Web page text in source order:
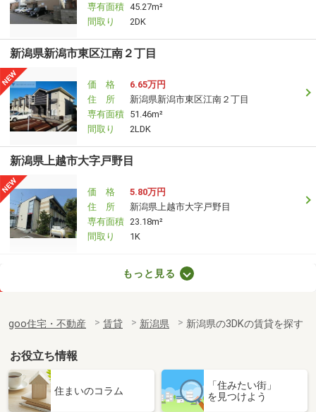
専有面積 45.27m²
間取り
2DK
新潟県新潟市東区江南２丁目
価 格
6.65万円
住 所
新潟県新潟市東区江南２丁目
専有面積 51.46m²
間取り
2LDK
新潟県上越市大字戸野目
価 格
5.80万円
住 所
新潟県上越市大字戸野目
専有面積 23.18m²
間取り
1K
新潟県十日町市千代田町
専有面積
46.28m²
新潟県長岡市大島本町５
7.50万円
もっと見る
goo住宅・不動産 賃貸 新潟県 新潟県の3DKの賃貸を探す
お役立ち情報
住まいのコラム
「住みたい街」
を見つけよう